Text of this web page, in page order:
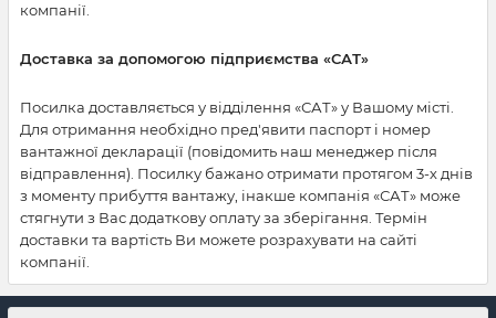
компанії.
Доставка за допомогою підприємства «САТ»
Посилка доставляється у відділення «САТ» у Вашому місті.
Для отримання необхідно пред'явити паспорт і номер
вантажної декларації (повідомить наш менеджер після
відправлення). Посилку бажано отримати протягом 3-х днів
з моменту прибуття вантажу, інакше компанія «САТ» може
стягнути з Вас додаткову оплату за зберігання. Термін
доставки та вартість Ви можете розрахувати на сайті
компанії.